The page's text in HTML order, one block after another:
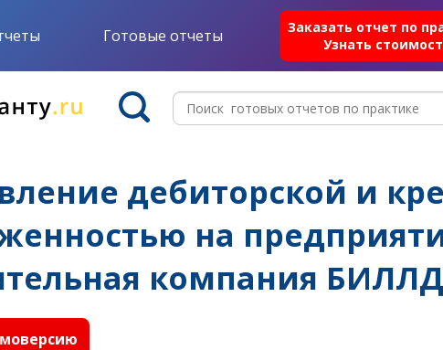
Готовые отчеты
Заказать отчет по
Узнать
дебиторской и
на
компания